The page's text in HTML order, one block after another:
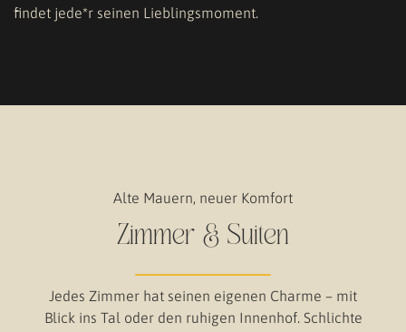
findet jede*r seinen Lieblingsmoment.
Zimmer & Suiten
Alte Mauern, neuer Komfort
Jedes Zimmer hat seinen eigenen Charme – mit
Blick ins Tal oder den ruhigen Innenhof. Schlichte